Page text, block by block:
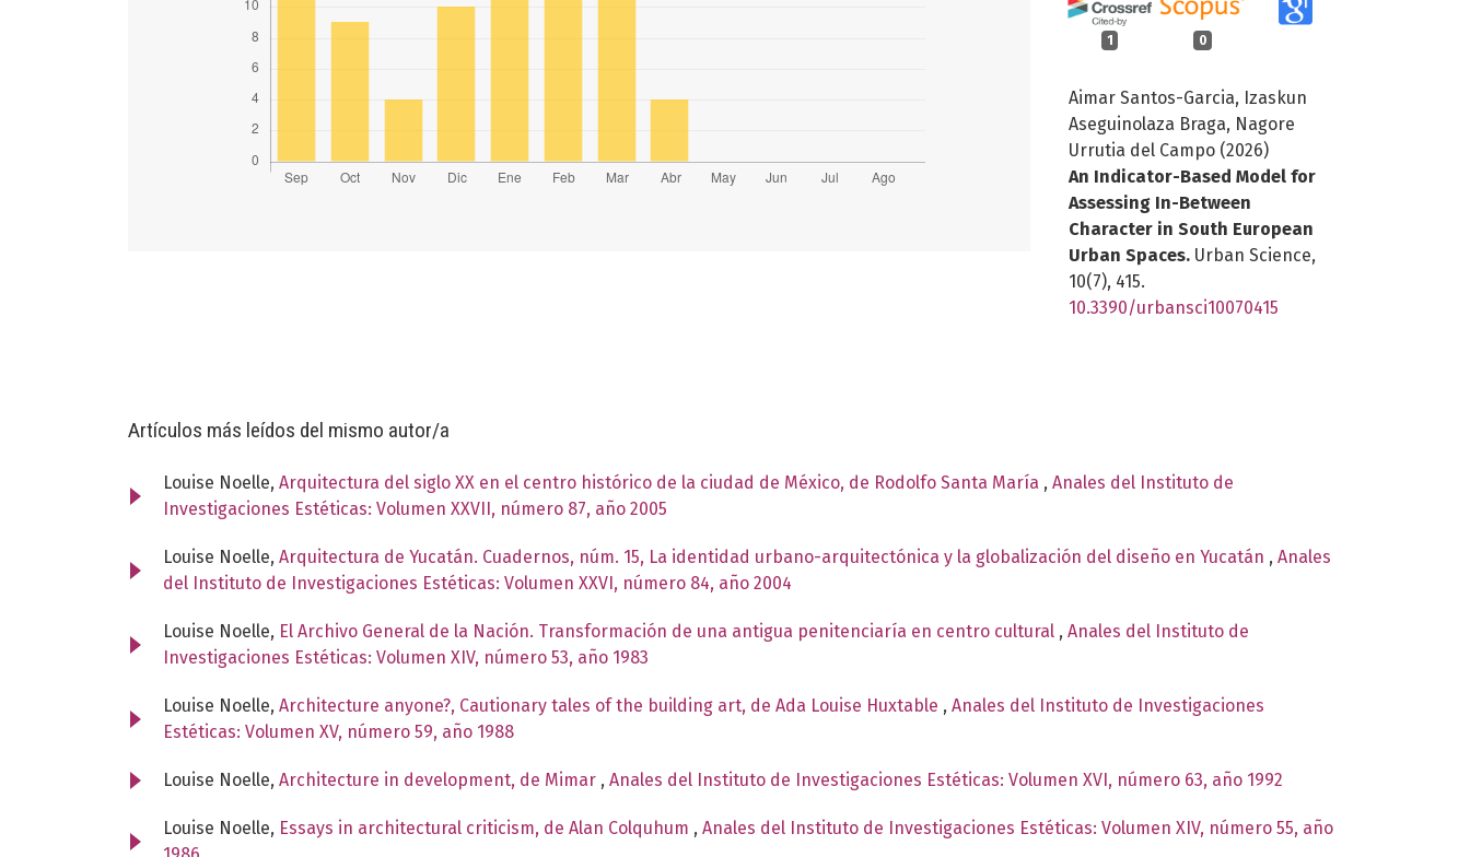
1 0
Aimar Santos-Garcia, Izaskun
Aseguinolaza Braga, Nagore
Urrutia del Campo (2026)
An Indicator-Based Model for
Assessing In-Between
Character in South European
Urban Spaces. Urban Science,
10(7), 415.
10.3390/urbansci10070415
Artículos más leídos del mismo autor/a
Louise Noelle, Arquitectura del siglo XX en el centro histórico de la ciudad de México, de Rodolfo Santa María , Anales del Instituto de
Investigaciones Estéticas: Volumen XXVII, número 87, año 2005
Louise Noelle, Arquitectura de Yucatán. Cuadernos, núm. 15, La identidad urbano-arquitectónica y la globalización del diseño en Yucatán , Anales
del Instituto de Investigaciones Estéticas: Volumen XXVI, número 84, año 2004
Louise Noelle, El Archivo General de la Nación. Transformación de una antigua penitenciaría en centro cultural , Anales del Instituto de
Investigaciones Estéticas: Volumen XIV, número 53, año 1983
Louise Noelle, Architecture anyone?, Cautionary tales of the building art, de Ada Louise Huxtable , Anales del Instituto de Investigaciones
Estéticas: Volumen XV, número 59, año 1988
Louise Noelle, Architecture in development, de Mimar , Anales del Instituto de Investigaciones Estéticas: Volumen XVI, número 63, año 1992
Louise Noelle, Essays in architectural criticism, de Alan Colquhum , Anales del Instituto de Investigaciones Estéticas: Volumen XIV, número 55, año